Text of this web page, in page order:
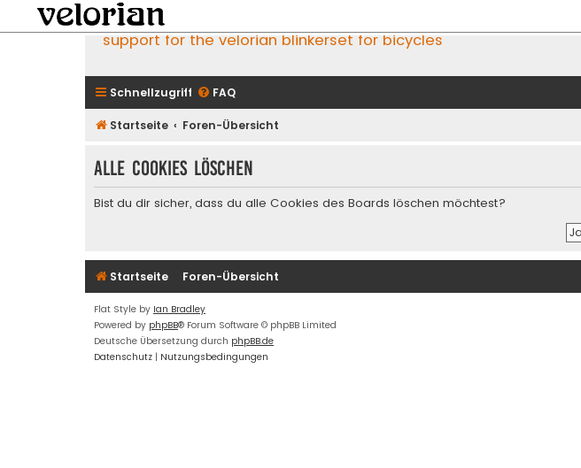
support for the velorian blinkerset for bicycles
Schnellzugriff FAQ
Startseite Foren-Übersicht
Alle Cookies löschen
Bist du dir sicher, dass du alle Cookies des Boards löschen möchtest?
Startseite Foren-Übersicht
Flat Style by Ian Bradley
Powered by phpBB® Forum Software © phpBB Limited
Deutsche Übersetzung durch phpBB.de
Datenschutz | Nutzungsbedingungen